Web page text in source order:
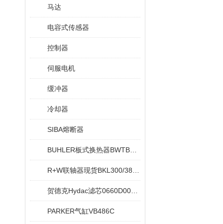
马达
电容式传感器
控制器
伺服电机
缓冲器
冷却器
SIBA熔断器
PARKER气缸VB486C